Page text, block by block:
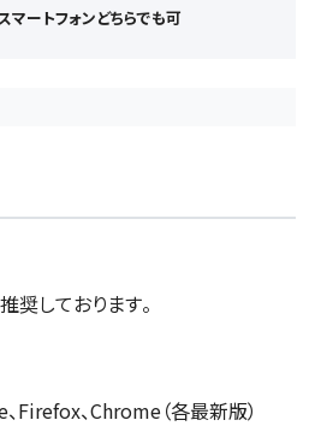
マートフォンどちらでも可
奨しております。
Firefox、Chrome（各最新版）